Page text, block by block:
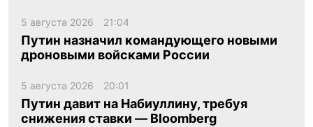
5 августа 2026 21:04
Путин назначил командующего новыми
дроновыми войсками России
5 августа 2026 20:01
Путин давит на Набиуллину, требуя
снижения ставки — Bloomberg